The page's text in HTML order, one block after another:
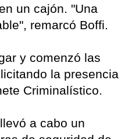
un cajón. "Una
remarcó Boffi.
y comenzó las
la presencia
Criminalístico.
a cabo un